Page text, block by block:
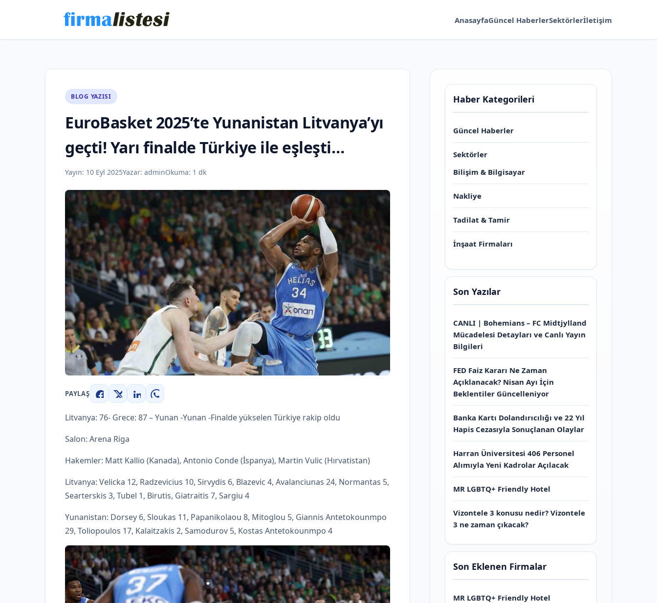
AnasayfaGüncel HaberlerSektörlerİletişim
BLOG YAZISI
EuroBasket 2025’te Yunanistan Litvanya’yı
geçti! Yarı finalde Türkiye ile eşleşti…
Yayın: 10 Eyl 2025Yazar: adminOkuma: 1 dk
PAYLAŞ
Facebook
X LinkedInWhatsApp
Litvanya: 76- Grece: 87 – Yunan -Yunan -Finalde yükselen Türkiye rakip oldu
Salon: Arena Riga
Hakemler: Matt Kallio (Kanada), Antonio Conde (İspanya), Martin Vulic (Hırvatistan)
Litvanya: Velicka 12, Radzevicius 10, Sirvydis 6, Blazevic 4, Avalanciunas 24, Normantas 5,
Searterskis 3, Tubel 1, Birutis, Giatraitis 7, Sargiu 4
Yunanistan: Dorsey 6, Sloukas 11, Papanikolaou 8, Mitoglou 5, Giannis Antetokounmpo
29, Toliopoulos 17, Kalaitzakis 2, Samodurov 5, Kostas Antetokounmpo 4
Haber Kategorileri
Güncel Haberler
Sektörler
Bilişim & Bilgisayar
Nakliye
Tadilat & Tamir
İnşaat Firmaları
Son Yazılar
CANLI | Bohemians – FC Midtjylland
Mücadelesi Detayları ve Canlı Yayın
Bilgileri
FED Faiz Kararı Ne Zaman
Açıklanacak? Nisan Ayı İçin
Beklentiler Güncelleniyor
Banka Kartı Dolandırıcılığı ve 22 Yıl
Hapis Cezasıyla Sonuçlanan Olaylar
Harran Üniversitesi 406 Personel
Alımıyla Yeni Kadrolar Açılacak
MR LGBTQ+ Friendly Hotel
Vizontele 3 konusu nedir? Vizontele
3 ne zaman çıkacak?
Son Eklenen Firmalar
MR LGBTQ+ Friendly Hotel